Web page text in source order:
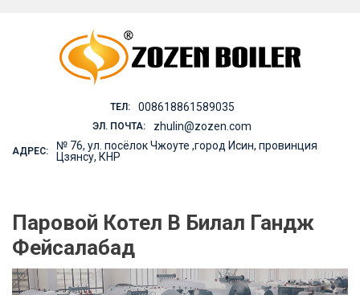
ТЕЛ: 008618861589035
ЭЛ. ПОЧТА: zhulin@zozen.com
АДРЕС:
№ 76, ул. посёлок Чжоуте ,город Исин, провинция
Цзянсу, КНР
Паровой Котел В Билал Гандж
Фейсалабад